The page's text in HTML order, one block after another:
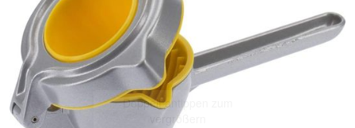
Doppelt antippen zum
vergrößern